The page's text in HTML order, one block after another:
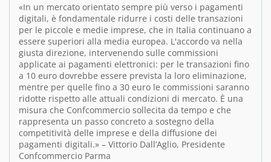
«In un mercato orientato sempre più verso i pagamenti
digitali, è fondamentale ridurre i costi delle transazioni
per le piccole e medie imprese, che in Italia continuano a
essere superiori alla media europea. L'accordo va nella
giusta direzione, intervenendo sulle commissioni
applicate ai pagamenti elettronici: per le transazioni fino
a 10 euro dovrebbe essere prevista la loro eliminazione,
mentre per quelle fino a 30 euro le commissioni saranno
ridotte rispetto alle attuali condizioni di mercato. È una
misura che Confcommercio sollecita da tempo e che
rappresenta un passo concreto a sostegno della
competitività delle imprese e della diffusione dei
pagamenti digitali.» – Vittorio Dall’Aglio, Presidente
Confcommercio Parma